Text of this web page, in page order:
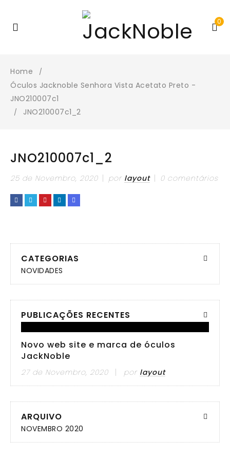
0
Home /
Óculos Jacknoble Senhora Vista Acetato Preto -
JNO210007c1
/ JNO210007c1_2
JNO210007c1_2
25 de Novembro, 2020 por layout 0 comentários
CATEGORIAS
NOVIDADES
PUBLICAÇÕES RECENTES
Novo web site e marca de óculos
JackNoble
27 de Novembro, 2020 por layout
ARQUIVO
NOVEMBRO 2020